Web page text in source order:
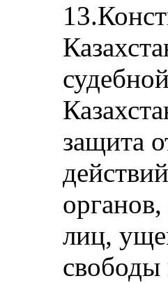
защита
лиц,
свободы